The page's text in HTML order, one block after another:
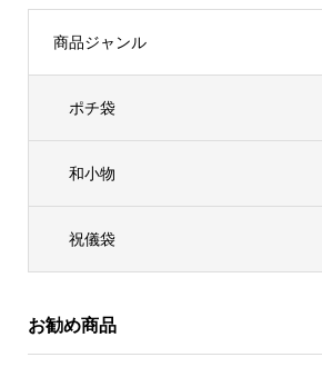
商品ジャンル
ポチ袋
和小物
祝儀袋
お勧め商品